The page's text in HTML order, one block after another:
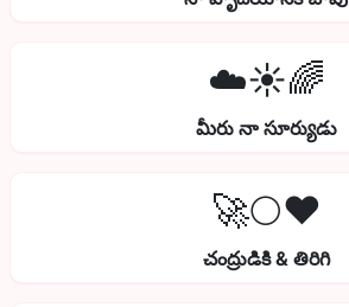
☁️☀️🌈
మీరు నా సూర్యుడు
🚀🌕❤️
చంద్రుడికి & తిరిగి